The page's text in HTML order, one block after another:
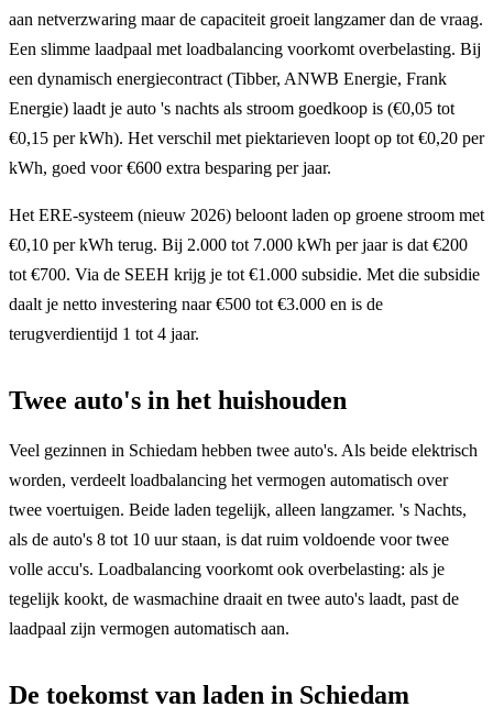
aan netverzwaring maar de capaciteit groeit langzamer dan de vraag.
Een slimme laadpaal met loadbalancing voorkomt overbelasting. Bij
een dynamisch energiecontract (Tibber, ANWB Energie, Frank
Energie) laadt je auto 's nachts als stroom goedkoop is (€0,05 tot
€0,15 per kWh). Het verschil met piektarieven loopt op tot €0,20 per
kWh, goed voor €600 extra besparing per jaar.
Het ERE-systeem (nieuw 2026) beloont laden op groene stroom met
€0,10 per kWh terug. Bij 2.000 tot 7.000 kWh per jaar is dat €200
tot €700. Via de SEEH krijg je tot €1.000 subsidie. Met die subsidie
daalt je netto investering naar €500 tot €3.000 en is de
terugverdientijd 1 tot 4 jaar.
Twee auto's in het huishouden
Veel gezinnen in Schiedam hebben twee auto's. Als beide elektrisch
worden, verdeelt loadbalancing het vermogen automatisch over
twee voertuigen. Beide laden tegelijk, alleen langzamer. 's Nachts,
als de auto's 8 tot 10 uur staan, is dat ruim voldoende voor twee
volle accu's. Loadbalancing voorkomt ook overbelasting: als je
tegelijk kookt, de wasmachine draait en twee auto's laadt, past de
laadpaal zijn vermogen automatisch aan.
De toekomst van laden in Schiedam